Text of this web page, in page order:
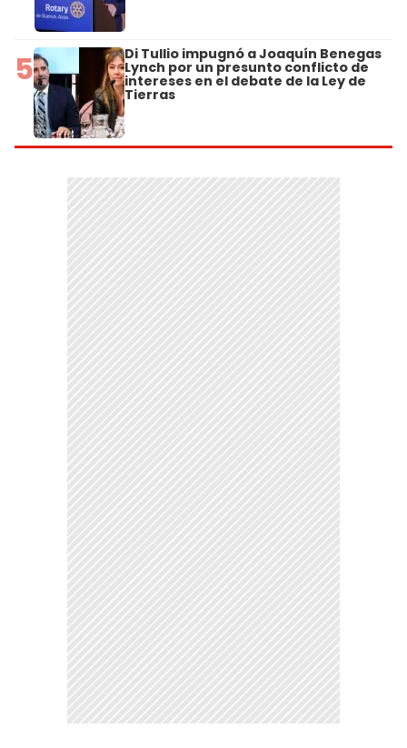
5 Di Tullio impugnó a Joaquín Benegas
Lynch por un presunto conflicto de
intereses en el debate de la Ley de
Tierras